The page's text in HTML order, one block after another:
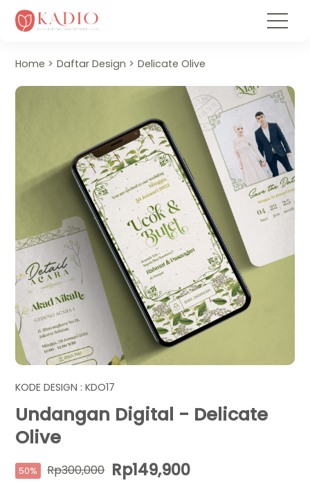
Home Daftar Design Delicate Olive
KODE DESIGN : KDO17
Undangan Digital - Delicate
Olive
50% Rp300,000 Rp149,900